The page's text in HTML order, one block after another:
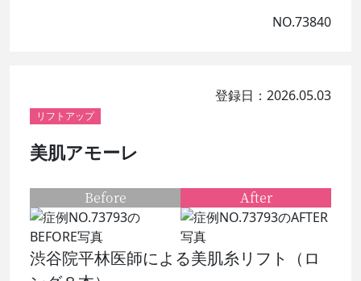
NO.73840
登録日：2026.05.03
リフトアップ
美肌アモーレ
渋谷院平林医師による美肌糸リフト（ロ
Before After